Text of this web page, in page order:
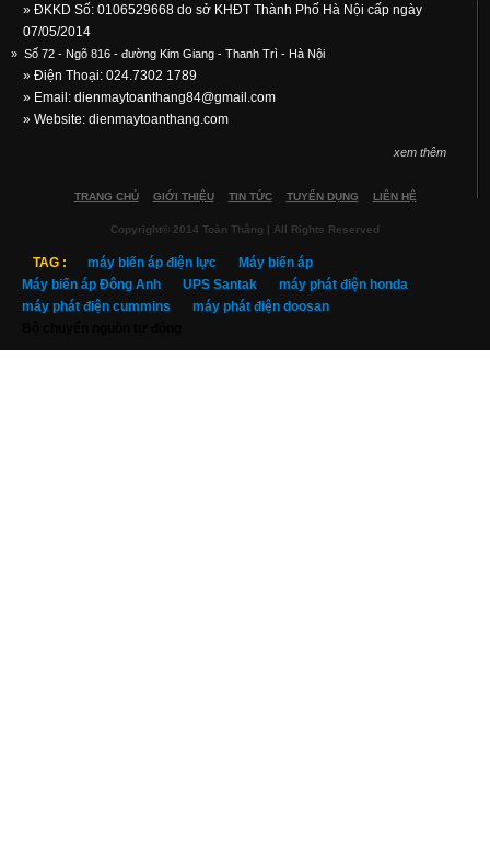
» ĐKKD Số: 0106529668 do sở KHĐT Thành Phố Hà Nội cấp ngày
07/05/2014
» Số 72 - Ngõ 816 - đường Kim Giang - Thanh Trì - Hà Nội
» Điện Thoại: 024.7302 1789
» Email: dienmaytoanthang84@gmail.com
» Website: dienmaytoanthang.com
xem thêm
TRANG CHỦ GIỚI THIỆU TIN TỨC TUYỂN DỤNG LIÊN HỆ
Copyright© 2014 Toàn Thắng | All Rights Reserved
TAG : máy biến áp điện lực
Máy biến áp
Máy biến áp Đông Anh
UPS Santak
máy phát điện honda
máy phát điện cummins
máy phát điện doosan